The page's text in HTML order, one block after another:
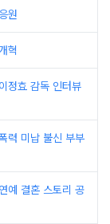
원
혁
정효 감독 인터뷰
력 미납 불신 부부
예 결혼 스토리 공